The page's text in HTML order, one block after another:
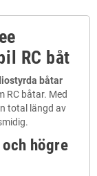
RC båt
båtar
RC båtar. Med
total längd av
högre